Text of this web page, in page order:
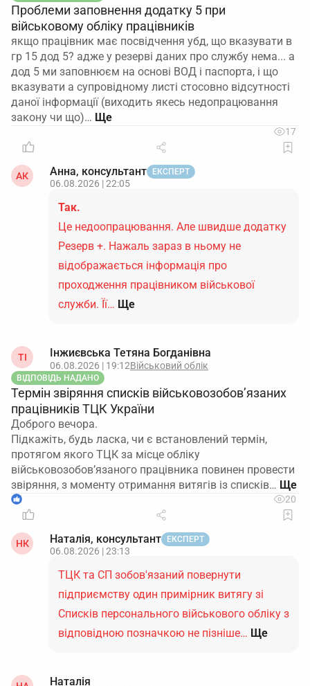
Проблеми заповнення додатку 5 при
військовому обліку працівників
якщо працівник має посвідчення убд, що вказувати в
гр 15 дод 5? адже у резерві даних про службу нема... а
дод 5 ми заповнюєм на основі ВОД і паспорта, і що
вказувати а супровідному листі стосовно відсутності
даної інформації (виходить якесь недопрацювання
закону чи що)…
17
АК Анна, консультант ЕКСПЕРТ
06.08.2026 | 22:05
Так.
Це недоопрацювання. Але швидше додатку
Резерв +. Нажаль зараз в ньому не
відображається інформація про
проходження працівником військової
служби. Її… Ще
ТІ Інжиєвська Тетяна Богданівна
06.08.2026 | 19:12Військовий облік
ВІДПОВІДЬ НАДАНО
Термін звіряння списків військовозобов’язаних
працівників ТЦК України
Доброго вечора.
Підкажіть, будь ласка, чи є встановлений термін,
протягом якого ТЦК за місце обліку
військовозобов’язаного працівника повинен провести
звіряння, з моменту отримання витягів із списків…
1 20
НК Наталія, консультант ЕКСПЕРТ
06.08.2026 | 23:13
ТЦК та СП зобов'язаний повернути
підприємству один примірник витягу зі
Списків персонального військового обліку з
відповідною позначкою не пізніше… Ще
Наталія